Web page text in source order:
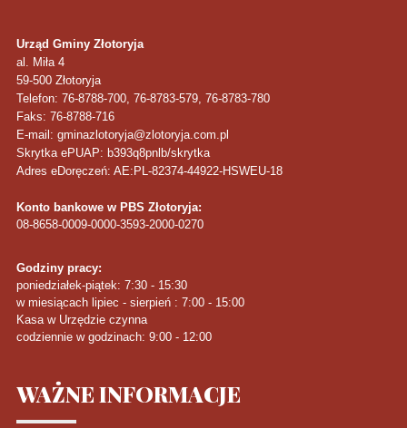
Urząd Gminy Złotoryja
al. Miła 4
59-500 Złotoryja
Telefon: 76-8788-700, 76-8783-579, 76-8783-780
Faks: 76-8788-716
E-mail: gminazlotoryja@zlotoryja.com.pl
Skrytka ePUAP: b393q8pnlb/skrytka
Adres eDoręczeń: AE:PL-82374-44922-HSWEU-18
Konto bankowe w PBS Złotoryja:
08-8658-0009-0000-3593-2000-0270
Godziny pracy:
poniedziałek-piątek: 7:30 - 15:30
w miesiącach lipiec - sierpień : 7:00 - 15:00
Kasa w Urzędzie czynna
codziennie w godzinach: 9:00 - 12:00
WAŻNEINFORMACJE